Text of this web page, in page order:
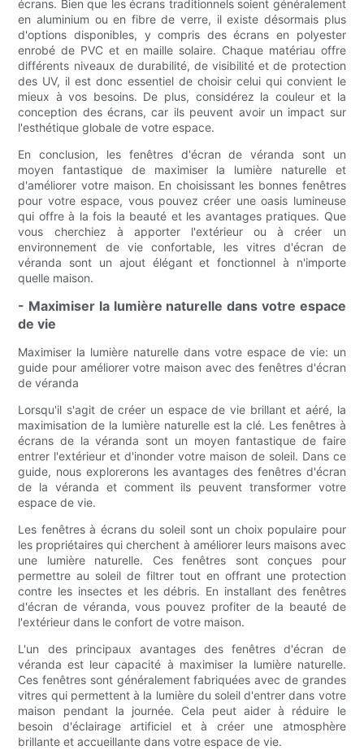
écrans. Bien que les écrans traditionnels soient généralement
en aluminium ou en fibre de verre, il existe désormais plus
d'options disponibles, y compris des écrans en polyester
enrobé de PVC et en maille solaire. Chaque matériau offre
différents niveaux de durabilité, de visibilité et de protection
des UV, il est donc essentiel de choisir celui qui convient le
mieux à vos besoins. De plus, considérez la couleur et la
conception des écrans, car ils peuvent avoir un impact sur
l'esthétique globale de votre espace.
En conclusion, les fenêtres d'écran de véranda sont un
moyen fantastique de maximiser la lumière naturelle et
d'améliorer votre maison. En choisissant les bonnes fenêtres
pour votre espace, vous pouvez créer une oasis lumineuse
qui offre à la fois la beauté et les avantages pratiques. Que
vous cherchiez à apporter l'extérieur ou à créer un
environnement de vie confortable, les vitres d'écran de
véranda sont un ajout élégant et fonctionnel à n'importe
quelle maison.
- Maximiser la lumière naturelle dans votre espace
de vie
Maximiser la lumière naturelle dans votre espace de vie: un
guide pour améliorer votre maison avec des fenêtres d'écran
de véranda
Lorsqu'il s'agit de créer un espace de vie brillant et aéré, la
maximisation de la lumière naturelle est la clé. Les fenêtres à
écrans de la véranda sont un moyen fantastique de faire
entrer l'extérieur et d'inonder votre maison de soleil. Dans ce
guide, nous explorerons les avantages des fenêtres d'écran
de la véranda et comment ils peuvent transformer votre
espace de vie.
Les fenêtres à écrans du soleil sont un choix populaire pour
les propriétaires qui cherchent à améliorer leurs maisons avec
une lumière naturelle. Ces fenêtres sont conçues pour
permettre au soleil de filtrer tout en offrant une protection
contre les insectes et les débris. En installant des fenêtres
d'écran de véranda, vous pouvez profiter de la beauté de
l'extérieur dans le confort de votre maison.
L'un des principaux avantages des fenêtres d'écran de
véranda est leur capacité à maximiser la lumière naturelle.
Ces fenêtres sont généralement fabriquées avec de grandes
vitres qui permettent à la lumière du soleil d'entrer dans votre
maison pendant la journée. Cela peut aider à réduire le
besoin d'éclairage artificiel et à créer une atmosphère
brillante et accueillante dans votre espace de vie.